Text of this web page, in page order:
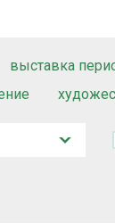
выставка